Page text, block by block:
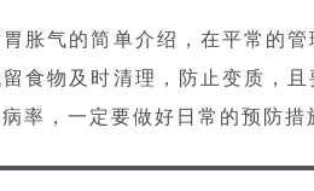
胀气的简单介绍，在平常的
食物及时清理，防止变质，
率，一定要做好日常的预防措